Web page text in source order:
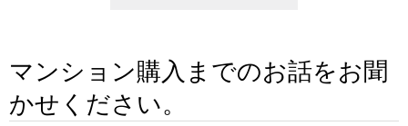
マンション購入までのお話をお聞
かせください。